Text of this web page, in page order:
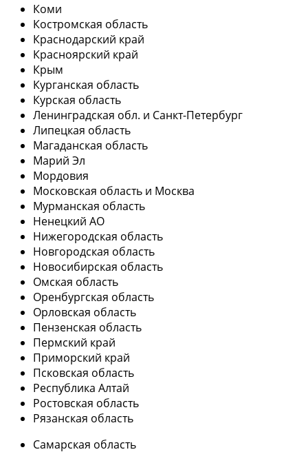
Коми
Костромская область
Краснодарский край
Красноярский край
Крым
Курганская область
Курская область
Ленинградская обл. и Санкт-Петербург
Липецкая область
Магаданская область
Марий Эл
Мордовия
Московская область и Москва
Мурманская область
Ненецкий АО
Нижегородская область
Новгородская область
Новосибирская область
Омская область
Оренбургская область
Орловская область
Пензенская область
Пермский край
Приморский край
Псковская область
Республика Алтай
Ростовская область
Рязанская область
Самарская область